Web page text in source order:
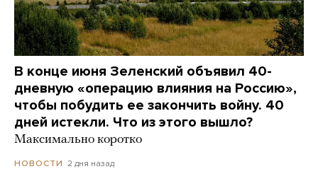
В конце июня Зеленский объявил 40-
дневную «операцию влияния на Россию»,
чтобы побудить ее закончить войну. 40
дней истекли. Что из этого вышло?
Максимально коротко
НОВОСТИ 2 дня назад